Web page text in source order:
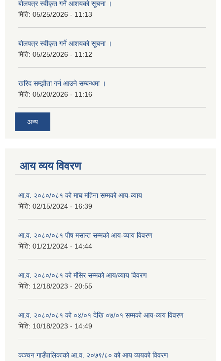
बोलपत्र स्वीकृत गर्ने आशयको सूचना ।
मिति: 05/25/2026 - 11:13
बोलपत्र स्वीकृत गर्ने आशयको सूचना ।
मिति: 05/25/2026 - 11:12
खरिद सम्झौता गर्न आउने सम्बन्धमा ।
मिति: 05/20/2026 - 11:16
अन्य
आय व्यय विवरण
आ.व. २०८०/०८१ को माघ महिना सम्मको आय-व्याय
मिति: 02/15/2024 - 16:39
आ.व. २०८०/०८१ पौष मसान्त सम्मको आय-व्याय विवरण
मिति: 01/21/2024 - 14:44
आ.व. २०८०/०८१ को मंसिर सम्मको आय/व्याय विवरण
मिति: 12/18/2023 - 20:55
आ.व. २०८०/०८१ को ०४/०१ देखि ०७/०१ सम्मको आय-व्यय विवरण
मिति: 10/18/2023 - 14:49
कञ्‍चन गाउँपालिकाको आ.व. २०७९/८० को आय व्ययको विवरण